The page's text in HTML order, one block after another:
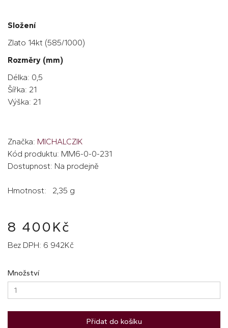
Složení
Zlato 14kt (585/1000)
Rozměry (mm)
Délka: 0,5
Šířka: 21
Výška: 21
Značka: MICHALCZIK
Kód produktu: MM6-0-0-231
Dostupnost: Na prodejně
Hmotnost: 2,35 g
8 400Kč
Bez DPH: 6 942Kč
Množství
Přidat do košíku